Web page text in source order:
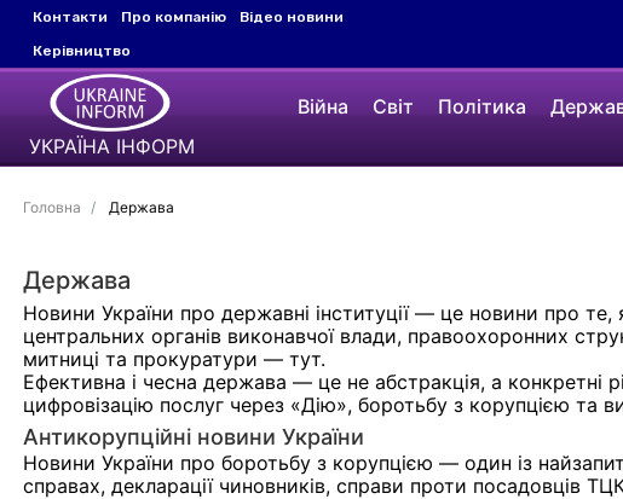
Контакти Про компанію
Відео новини
Керівництво
УКРАЇНА ІНФОРМ
Війна Світ Політика
Головна Держава
Держава
Новини України про державні інституції — це новини про
центральних органів виконавчої влади, правоохоронних
митниці та прокуратури — тут.
Ефективна і чесна держава — це не абстракція, а
цифровізацію послуг через «Дію», боротьбу з корупцією та
Антикорупційні новини України
Новини України про боротьбу з корупцією — один із
справах, декларації чиновників, справи проти посадовців